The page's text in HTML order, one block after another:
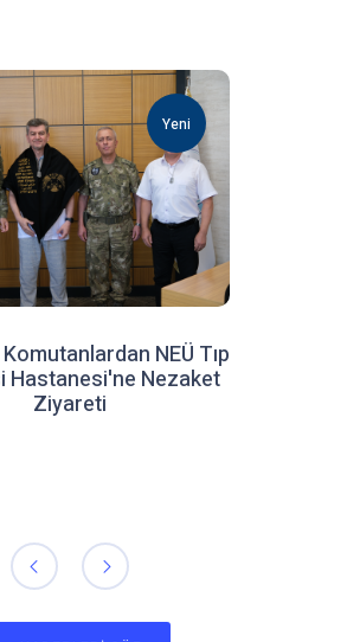
Yeni
NEÜ Tıp
Hastanesi'ne Nezaket
Ziyareti